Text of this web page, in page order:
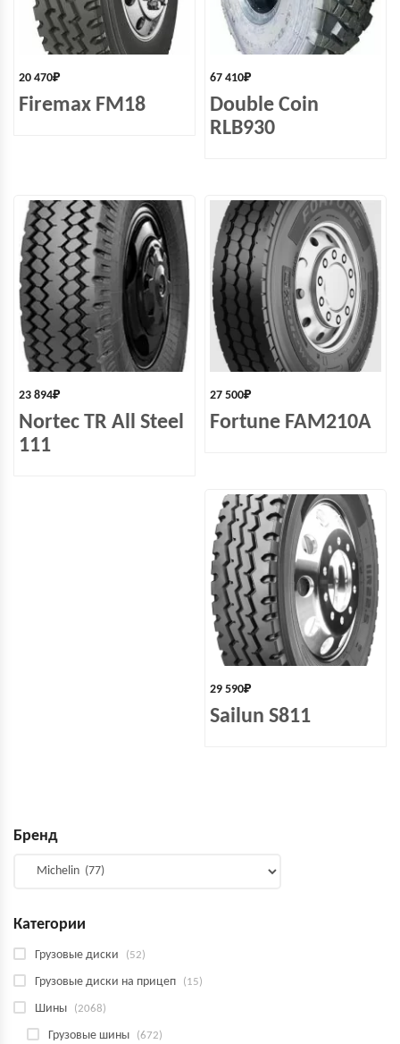
20 470₽
Firemax FM18
67 410₽
Double Coin
RLB930
23 894₽
Nortec TR All Steel
111
27 500₽
Fortune FAM210A
29 590₽
Sailun S811
Бренд
Категории
Грузовые диски (52)
Грузовые диски на прицеп (15)
Шины (2068)
Грузовые шины (672)